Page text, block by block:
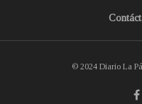
© 2024 Diario La